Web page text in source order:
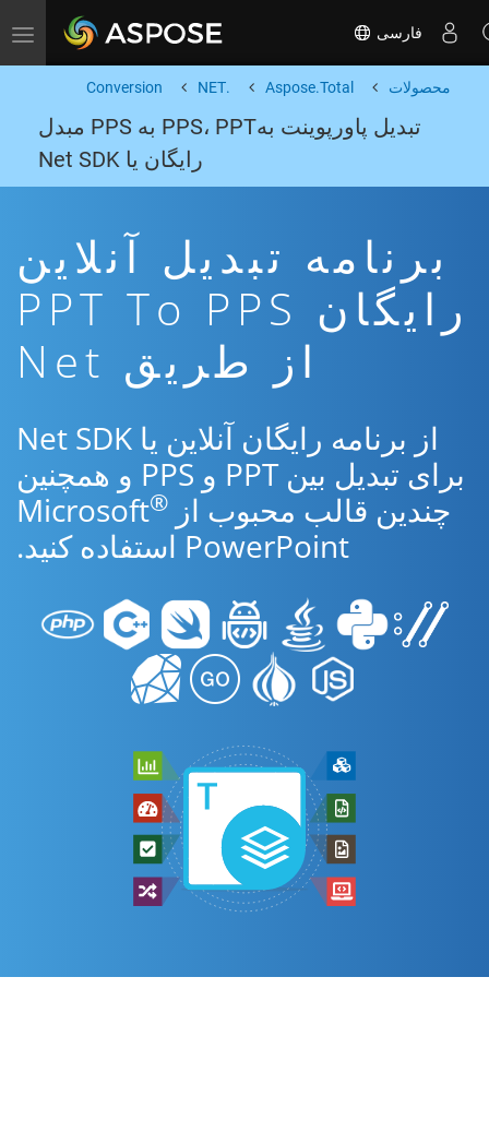
Toggle navigation فارسی
محصولات Aspose.Total
.NET
Conversion
تبدیل پاورپوینت بهPPS، PPT به PPS مبدل
رایگان یا Net SDK
برنامه تبدیل آنلاین
رایگان PPT To PPS
از طریق Net
از برنامه رایگان آنلاین یا Net SDK
برای تبدیل بین PPT و PPS و همچنین
چندین قالب محبوب از Microsoft ®
PowerPoint استفاده کنید.